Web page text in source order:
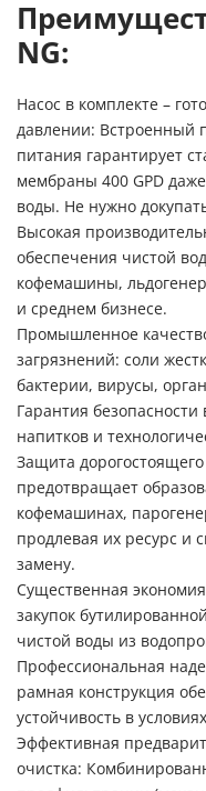
NG:
Насос в комплекте –
давлении: Встроенный
питания гарантирует
мембраны 400 GPD
воды. Не нужно
Высокая
обеспечения чистой
кофемашины,
и среднем бизнесе.
Промышленное
загрязнений: соли
бактерии, вирусы,
Гарантия
напитков и
Защита
предотвращает
кофемашинах,
продлевая их ресурс и
замену.
Существенная
закупок
чистой воды из
Профессиональная
рамная конструкция
устойчивость в
Эффективная
очистка: